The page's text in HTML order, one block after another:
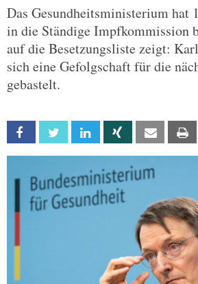
Das Gesundheitsministerium hat
in die Ständige Impfkommission
auf die Besetzungsliste zeigt:
sich eine Gefolgschaft für die
gebastelt.
Facebook Twitter Linkedin Xing Email